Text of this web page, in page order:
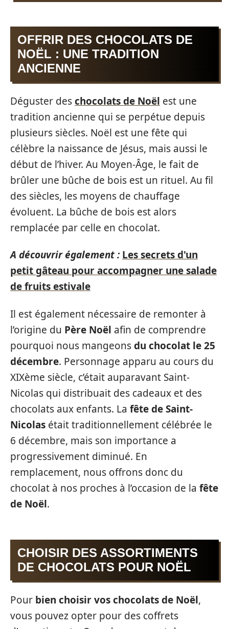
OFFRIR DES CHOCOLATS DE
NOËL : UNE TRADITION
ANCIENNE
Déguster deschocolats de Noël est une
tradition ancienne qui se perpétue depuis
plusieurs siècles. Noël est une fête qui
célèbre la naissance de Jésus, mais aussi le
début de l’hiver. Au Moyen-Âge, le fait de
brûler une bûche de bois est un rituel. Au fil
des siècles, les moyens de chauffage
évoluent. La bûche de bois est alors
remplacée par celle en chocolat.
A découvrir également : Les secrets d'un
petit gâteau pour accompagner une salade
de fruits estivale
Il est également nécessaire de remonter à
l’origine du Père Noël afin de comprendre
pourquoi nous mangeonsdu chocolat le 25
décembre. Personnage apparu au cours du
XIXème siècle, c’était auparavant Saint-
Nicolas qui distribuait des cadeaux et des
chocolats aux enfants. La fête de Saint-
Nicolas était traditionnellement célébrée le
6 décembre, mais son importance a
progressivement diminué. En
remplacement, nous offrons donc du
chocolat à nos proches à l’occasion de la fête
de Noël.
CHOISIR DES ASSORTIMENTS
DE CHOCOLATS POUR NOËL
Pour bien choisir vos chocolats de Noël,
vous pouvez opter pour des coffrets